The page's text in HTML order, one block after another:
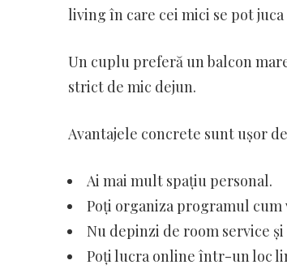
living în care cei mici se pot
Un cuplu preferă un balcon
strict de mic dejun.
Avantajele concrete sunt ușor
Ai mai mult spațiu personal.
Poți organiza programul cum
Nu depinzi de room service
Poți lucra online într-un loc